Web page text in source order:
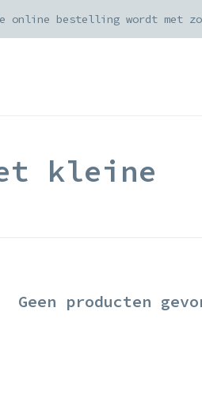
online bestelling wordt met
kleine
Geen producten